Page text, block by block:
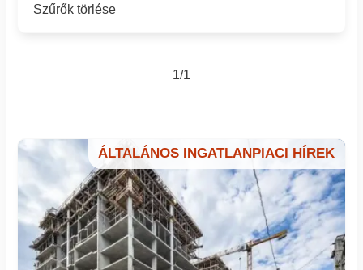
1/1
ÁLTALÁNOS INGATLANPIACI HÍREK
Szűrők törlése